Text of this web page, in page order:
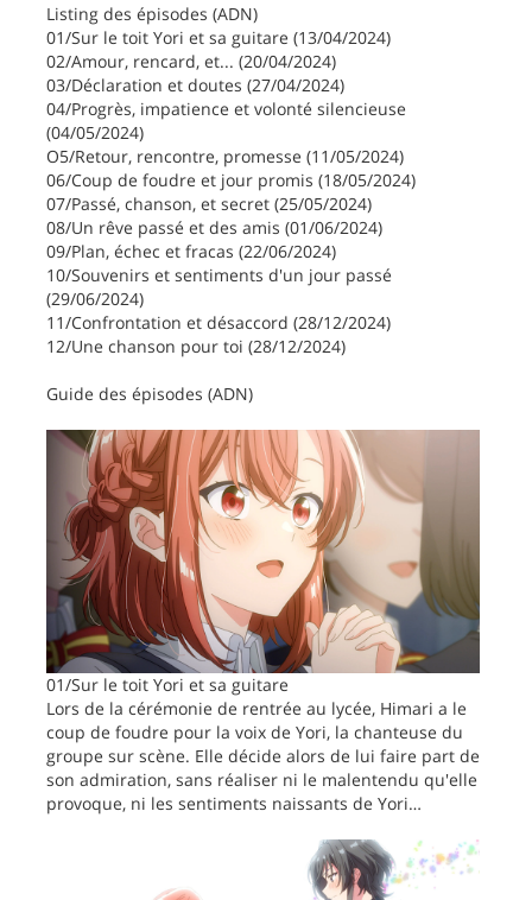
Listing des épisodes (ADN)
01/Sur le toit Yori et sa guitare (13/04/2024)
02/Amour, rencard, et... (20/04/2024)
03/Déclaration et doutes (27/04/2024)
04/Progrès, impatience et volonté silencieuse
(04/05/2024)
O5/Retour, rencontre, promesse (11/05/2024)
06/Coup de foudre et jour promis (18/05/2024)
07/Passé, chanson, et secret (25/05/2024)
08/Un rêve passé et des amis (01/06/2024)
09/Plan, échec et fracas (22/06/2024)
10/Souvenirs et sentiments d'un jour passé
(29/06/2024)
11/Confrontation et désaccord (28/12/2024)
12/Une chanson pour toi (28/12/2024)
Guide des épisodes (ADN)
01/Sur le toit Yori et sa guitare
Lors de la cérémonie de rentrée au lycée, Himari a le
coup de foudre pour la voix de Yori, la chanteuse du
groupe sur scène. Elle décide alors de lui faire part de
son admiration, sans réaliser ni le malentendu qu'elle
provoque, ni les sentiments naissants de Yori…